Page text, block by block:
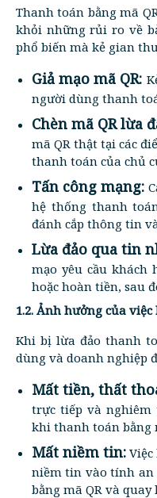
Thanh toán bằng mã
khỏi những rủi ro về
phổ biến mà kẻ gian
Giả mạo mã QR:
người dùng thanh
Chèn mã QR lừa
mã QR thật tại các
thanh toán của chủ
Tấn công mạng:
hệ thống thanh
đánh cắp thông tin
Lừa đảo qua tin
mạo yêu cầu khách
hoặc hoàn tiền, sau
1.2. Ảnh hưởng của
Khi bị lừa đảo thanh
dùng và doanh nghiệp
Mất tiền, thất
trực tiếp và nghiêm
khi thanh toán bằng
Mất niềm tin:
niềm tin vào tính
bằng mã QR và